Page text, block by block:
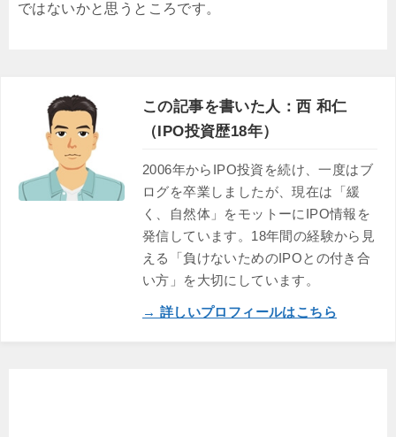
ではないかと思うところです。
この記事を書いた人：西 和仁
（IPO投資歴18年）
2006年からIPO投資を続け、一度はブ
ログを卒業しましたが、現在は「緩
く、自然体」をモットーにIPO情報を
発信しています。18年間の経験から見
える「負けないためのIPOとの付き合
い方」を大切にしています。
→ 詳しいプロフィールはこちら